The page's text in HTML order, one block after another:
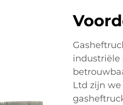
industriële
Ltd zijn